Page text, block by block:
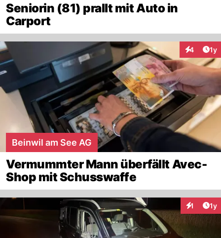
Seniorin (81) prallt mit Auto in
Carport
4 1y
Beinwil am See AG
Vermummter Mann überfällt Avec-
Shop mit Schusswaffe
1 1y